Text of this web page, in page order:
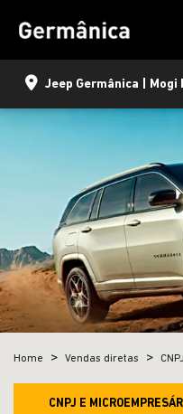
Jeep Germânica | Mogi
Home Vendas diretas
CNPJ E